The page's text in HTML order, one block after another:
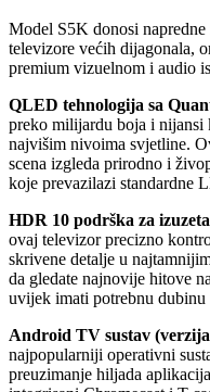
Model S5K donosi napredne
televizore većih dijagonala,
premium vizuelnom i audio
QLED tehnologija sa
preko milijardu boja i nijansi
najvišim nivoima svjetline.
scena izgleda prirodno i
koje prevazilazi standardne
HDR 10 podrška za
ovaj televizor precizno
skrivene detalje u
da gledate najnovije hitove
uvijek imati potrebnu
Android TV sustav (verzija
najpopularniji operativni
preuzimanje hiljada